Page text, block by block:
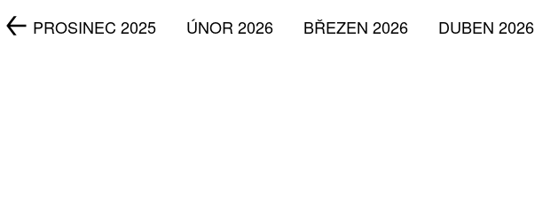
DUBEN 2026
BŘEZEN 2026
ÚNOR 2026
PROSINEC 2025